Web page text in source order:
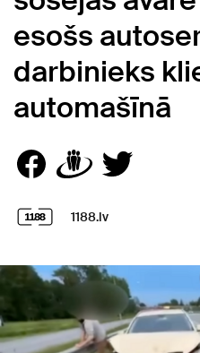
esošs
darbinieks
automašīnā
1188.lv